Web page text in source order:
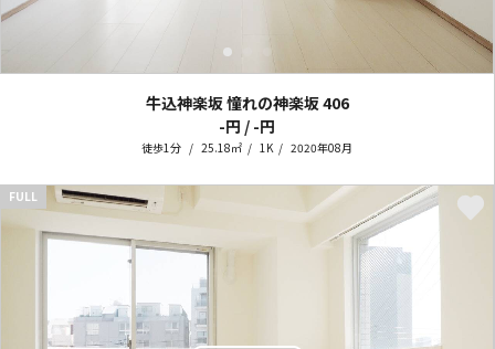
牛込神楽坂 憧れの神楽坂406
-円 / -円
徒歩1分 25.18㎡ 1K 2020年08月
FULL